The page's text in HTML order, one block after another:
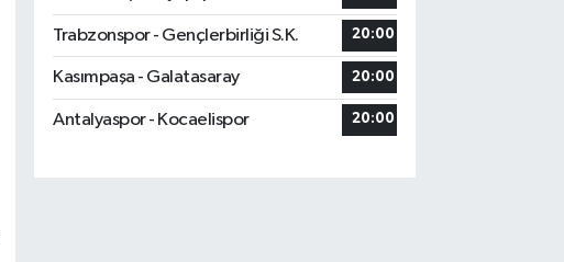
Trabzonspor - Gençlerbirliği S.K. 20:00
Kasımpaşa - Galatasaray 20:00
Antalyaspor - Kocaelispor 20:00